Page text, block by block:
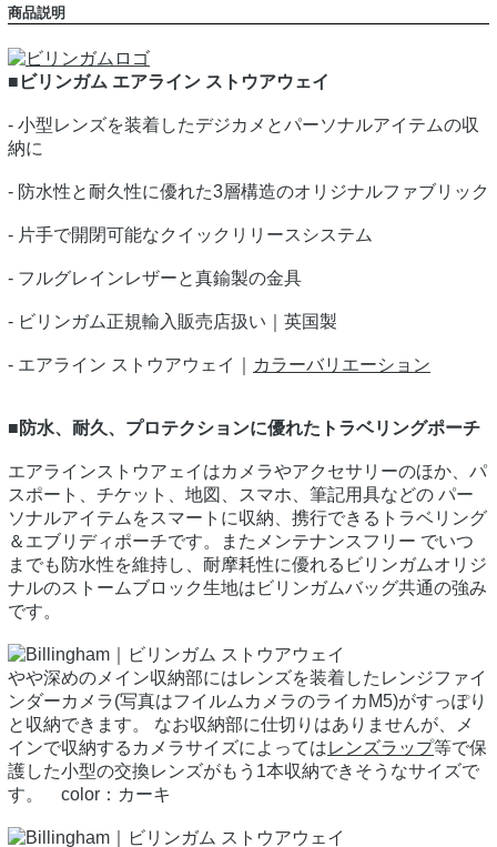
商品説明
■ビリンガム エアライン ストウアウェイ
- 小型レンズを装着したデジカメとパーソナルアイテムの収
納に
- 防水性と耐久性に優れた3層構造のオリジナルファブリック
- 片手で開閉可能なクイックリリースシステム
- フルグレインレザーと真鍮製の金具
- ビリンガム正規輸入販売店扱い｜英国製
- エアライン ストウアウェイ｜ カラーバリエーション
■防水、耐久、プロテクションに優れたトラベリングポーチ
エアラインストウアェイはカメラやアクセサリーのほか、パ
スポート、チケット、地図、スマホ、筆記用具などの パー
ソナルアイテムをスマートに収納、携行できるトラベリング
＆エブリディポーチです。またメンテナンスフリー でいつ
までも防水性を維持し、耐摩耗性に優れるビリンガムオリジ
ナルのストームブロック生地はビリンガムバッグ共通の強み
です。
やや深めのメイン収納部にはレンズを装着したレンジファイ
ンダーカメラ(写真はフイルムカメラのライカM5)がすっぽり
と収納できます。 なお収納部に仕切りはありませんが、メ
インで収納するカメラサイズによってはレンズラップ等で保
護した小型の交換レンズがもう1本収納できそうなサイズで
す。 color：カーキ